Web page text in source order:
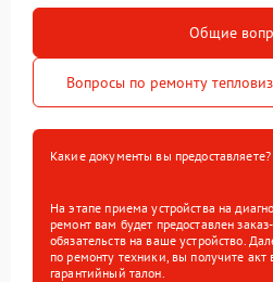
Общие
Вопросы по ремонту
Какие документы вы предоставляете?
На этапе приема устройства на
ремонт вам будет предоставлен
обязательств на ваше устройство.
по ремонту техники, вы получите
гарантийный талон.